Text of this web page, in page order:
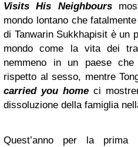
Visits His Neighbours
mondo lontano che
di Tanwarin Sukkhapisit è un
mondo come la vita dei
nemmeno in un paese
rispetto al sesso, mentre
carried you home ci
dissoluzione della famiglia
Quest’anno per la prima